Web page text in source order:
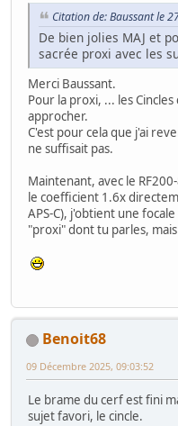
Citation de: Baussant le
De bien jolies MAJ et
sacrée proxi avec les
Merci Baussant.
Pour la proxi, ... les
approcher.
C'est pour cela que j'ai
ne suffisait pas.
Maintenant, avec le
le coefficient 1.6x
APS-C), j'obtient une
"proxi" dont tu parles,
Benoit68
09 Décembre 2025, 09:03:52
Le brame du cerf est fini
sujet favori, le cincle.